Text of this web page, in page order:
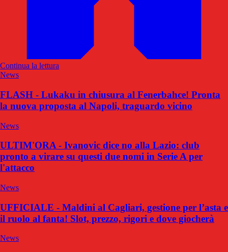
Continua la lettura
News
FLASH - Lukaku in chiusura al Fenerbahce! Pronta
la nuova proposta al Napoli, traguardo vicino
News
ULTIM'ORA - Ivanovic dice no alla Lazio: club
pronto a virare su questi due nomi in Serie A per
l'attacco
News
UFFICIALE - Maldini al Cagliari, gestione per l’asta e
il ruolo al fanta! Slot, prezzo, rigori e dove giocherà
News